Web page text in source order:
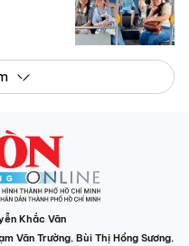
Khắc Văn
Văn Trường, Bùi Thị Hồng Sương,